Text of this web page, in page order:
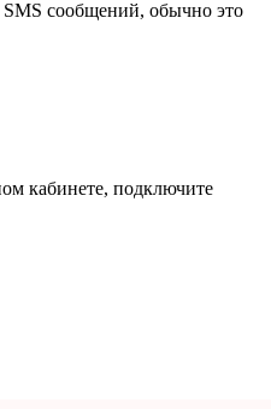
сообщений, обычно это
кабинете, подключите